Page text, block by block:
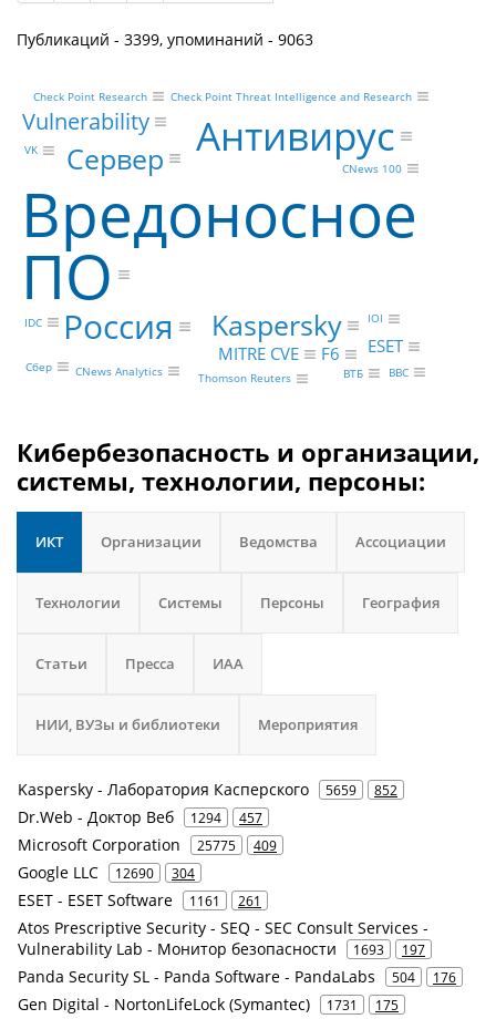
Публикаций - 3399, упоминаний - 9063
Вредоносное
ПО
Антивирус
Россия
Сервер
Kaspersky
Vulnerability
MITRE CVE ESET
F6
IOI
Сбер CNews Analytics
VK
IDC
Check Point Threat Intelligence and Research
ВТБ
Thomson Reuters
Check Point Research
BBC
CNews 100
Кибербезопасность и организации,
системы, технологии, персоны:
ИКТ Организации Ведомства Ассоциации
Технологии Системы Персоны География
Статьи Пресса ИАА
НИИ, ВУЗы и библиотеки Мероприятия
Kaspersky - Лаборатория Касперского 5659 852
Dr.Web - Доктор Веб 1294 457
Microsoft Corporation 25775 409
Google LLC 12690 304
ESET - ESET Software 1161 261
Atos Prescriptive Security - SEQ - SEC Consult Services -
Vulnerability Lab - Монитор безопасности
1693 197
Panda Security SL - Panda Software - PandaLabs 504 176
Gen Digital - NortonLifeLock (Symantec) 1731 175